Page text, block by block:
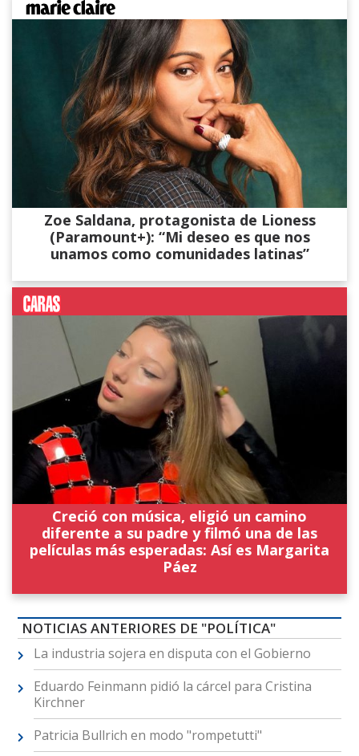
Zoe Saldana, protagonista de Lioness
(Paramount+): “Mi deseo es que nos
unamos como comunidades latinas”
Creció con música, eligió un camino
diferente a su padre y filmó una de las
películas más esperadas: Así es Margarita
Páez
NOTICIAS ANTERIORES DE "POLÍTICA"
La industria sojera en disputa con el Gobierno
Eduardo Feinmann pidió la cárcel para Cristina
Kirchner
Patricia Bullrich en modo "rompetutti"